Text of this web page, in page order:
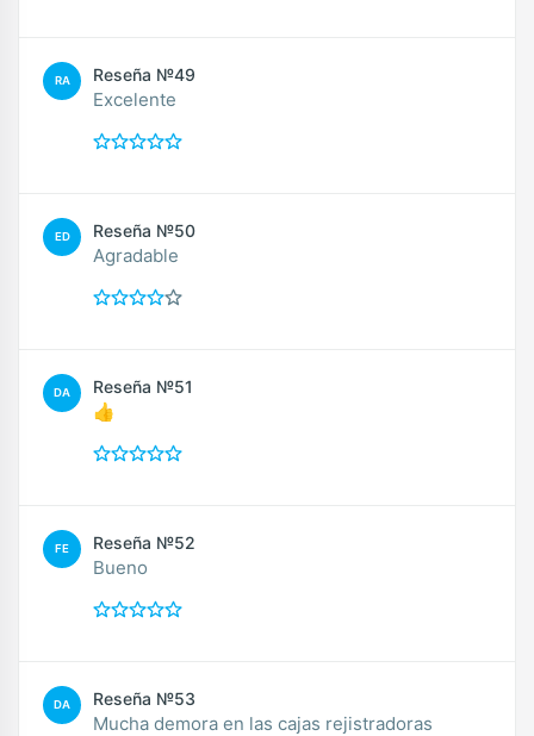
RA Reseña №49
Excelente
ED Reseña №50
Agradable
DA Reseña №51
👍
FE Reseña №52
Bueno
DA Reseña №53
Mucha demora en las cajas rejistradoras